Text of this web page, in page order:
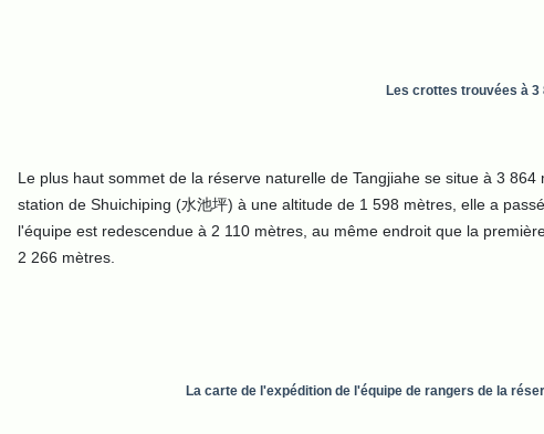
Les crottes trouvées à 3
Le plus haut sommet de la réserve naturelle de Tangjiahe se situe à 3
station de Shuichiping (水池坪) à une altitude de 1 598 mètres, elle a
l'équipe est redescendue à 2 110 mètres, au même endroit que la
2 266 mètres.
La carte de l'expédition de l'équipe de rangers de la